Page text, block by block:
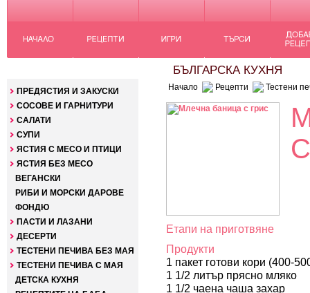
ПРЕДЯСТИЯ И ЗАКУСКИ
СОСОВЕ И ГАРНИТУРИ
САЛАТИ
СУПИ
ЯСТИЯ С МЕСО И ПТИЦИ
ЯСТИЯ БЕЗ МЕСО
ВЕГАНСКИ
РИБИ И МОРСКИ ДАРОВЕ
ФОНДЮ
ПАСТИ И ЛАЗАНИ
ДЕСЕРТИ
ТЕСТЕНИ ПЕЧИВА БЕЗ МАЯ
ТЕСТЕНИ ПЕЧИВА С МАЯ
ДЕТСКА КУХНЯ
БЪЛГАРСКА КУХНЯ
Начало Рецепти Тестени
Етапи на приготвяне
Продукти
1 пакет готови кори (400-
1 1/2 литър прясно мляко
1 1/2 чаена чаша захар